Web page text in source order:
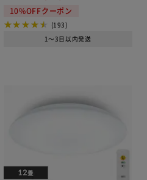
10%OFFクーポン
(193)
1～3日以内発送